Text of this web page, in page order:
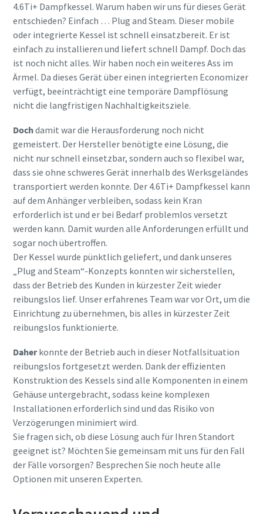
4.6Ti+ Dampfkessel. Warum haben wir uns für dieses Gerät
entschieden? Einfach … Plug and Steam. Dieser mobile
oder integrierte Kessel ist schnell einsatzbereit. Er ist
einfach zu installieren und liefert schnell Dampf. Doch das
ist noch nicht alles. Wir haben noch ein weiteres Ass im
Ärmel. Da dieses Gerät über einen integrierten Economizer
verfügt, beeinträchtigt eine temporäre Dampflösung
nicht die langfristigen Nachhaltigkeitsziele.
Dochdamit war die Herausforderung noch nicht
gemeistert. Der Hersteller benötigte eine Lösung, die
nicht nur schnell einsetzbar, sondern auch so flexibel war,
dass sie ohne schweres Gerät innerhalb des Werksgeländes
transportiert werden konnte. Der 4.6Ti+ Dampfkessel kann
auf dem Anhänger verbleiben, sodass kein Kran
erforderlich ist und er bei Bedarf problemlos versetzt
werden kann. Damit wurden alle Anforderungen erfüllt und
sogar noch übertroffen.
Der Kessel wurde pünktlich geliefert, und dank unseres
„Plug and Steam“-Konzepts konnten wir sicherstellen,
dass der Betrieb des Kunden in kürzester Zeit wieder
reibungslos lief. Unser erfahrenes Team war vor Ort, um die
Einrichtung zu übernehmen, bis alles in kürzester Zeit
reibungslos funktionierte.
Daherkonnte der Betrieb auch in dieser Notfallsituation
reibungslos fortgesetzt werden. Dank der effizienten
Konstruktion des Kessels sind alle Komponenten in einem
Gehäuse untergebracht, sodass keine komplexen
Installationen erforderlich sind und das Risiko von
Verzögerungen minimiert wird.
Sie fragen sich, ob diese Lösung auch für Ihren Standort
geeignet ist? Möchten Sie gemeinsam mit uns für den Fall
der Fälle vorsorgen? Besprechen Sie noch heute alle
Optionen mit unseren Experten.